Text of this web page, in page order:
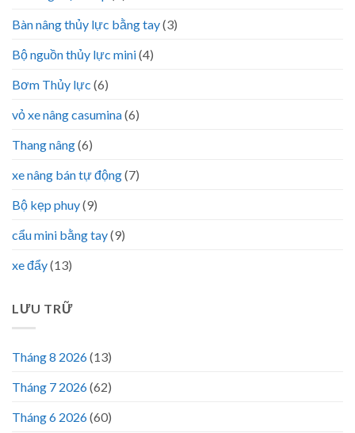
Bàn nâng thủy lực bằng tay(3)
Bộ nguồn thủy lực mini(4)
Bơm Thủy lực (6)
vỏ xe nâng casumina(6)
Thang nâng(6)
xe nâng bán tự động(7)
Bộ kẹp phuy(9)
cẩu mini bằng tay(9)
xe đẩy(13)
LƯU TRỮ
Tháng 8 2026(13)
Tháng 7 2026(62)
Tháng 6 2026(60)